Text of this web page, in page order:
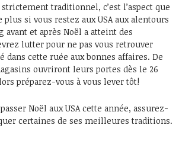
strictement traditionnel, c’est l’aspect que
si vous restez aux USA aux alentours
avant et après Noël a atteint des
lutter pour ne pas vous retrouver
cette ruée aux bonnes affaires. De
ouvriront leurs portes dès le 26
préparez-vous à vous lever tôt!
Noël aux USA cette année, assurez-
certaines de ses meilleures traditions.